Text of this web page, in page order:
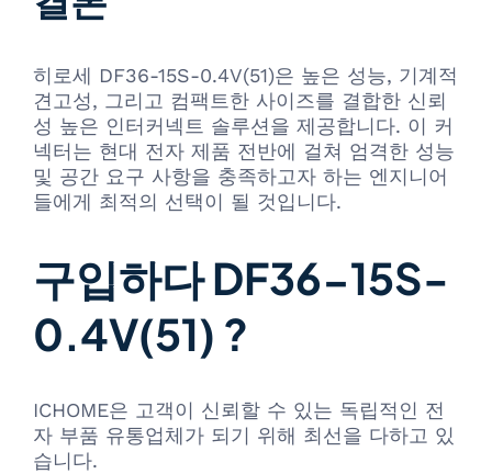
히로세 DF36-15S-0.4V(51)은 높은 성능, 기계적
견고성, 그리고 컴팩트한 사이즈를 결합한 신뢰
성 높은 인터커넥트 솔루션을 제공합니다. 이 커
넥터는 현대 전자 제품 전반에 걸쳐 엄격한 성능
및 공간 요구 사항을 충족하고자 하는 엔지니어
들에게 최적의 선택이 될 것입니다.
구입하다 DF36-15S-
0.4V(51) ?
ICHOME은 고객이 신뢰할 수 있는 독립적인 전
자 부품 유통업체가 되기 위해 최선을 다하고 있
습니다.